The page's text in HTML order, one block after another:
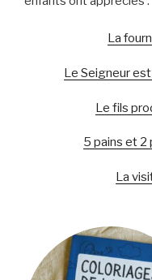
La
Le Seigneur
Le fils
5 pains et 2
La